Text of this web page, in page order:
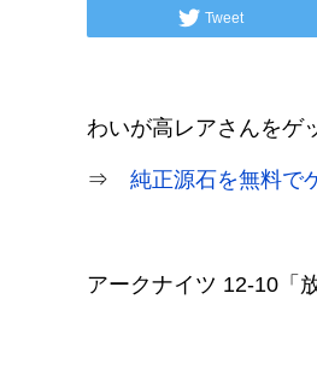
Tweet
わいが高レアさんをゲ
⇒ 純正源石を無料で
アークナイツ 12-10「